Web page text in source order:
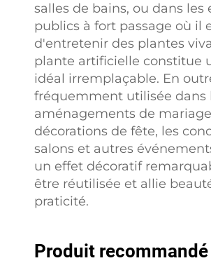
salles de bains, ou dans les
publics à fort passage où il
d'entretenir des plantes
plante artificielle constitue
idéal irremplaçable. En
fréquemment utilisée dans
aménagements de
décorations de fête, les
salons et autres
un effet décoratif
être réutilisée et allie
praticité.
Produit recommandé